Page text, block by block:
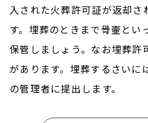
入された火葬許可証が返却さ
す。埋葬のときまで骨壷とい
保管しましょう。なお埋葬許
があります。埋葬するさいに
の管理者に提出します。